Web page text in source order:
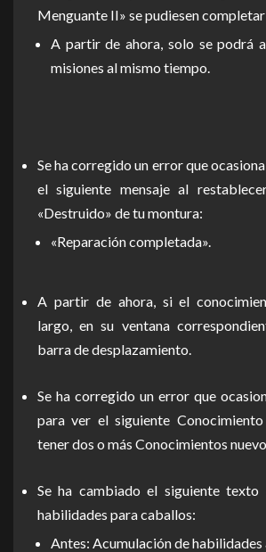
Menguante II» se pudiesen completar
A partir de ahora, solo se podrá
misiones al mismo tiempo.
Se ha corregido un error que
el siguiente mensaje al
«Destruido» de tu montura:
«Reparación completada».
A partir de ahora, si el
largo, en su ventana
barra de desplazamiento.
Se ha corregido un error que
para ver el siguiente
tener dos o más Conocimientos
Se ha cambiado el siguiente texto
habilidades para caballos:
Antes: Acumulación de habilidades